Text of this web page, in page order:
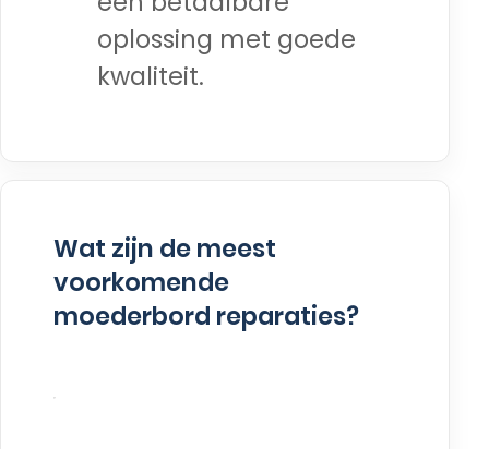
oplossing met goede
kwaliteit.
Wat zijn de meest
voorkomende
moederbord reparaties?